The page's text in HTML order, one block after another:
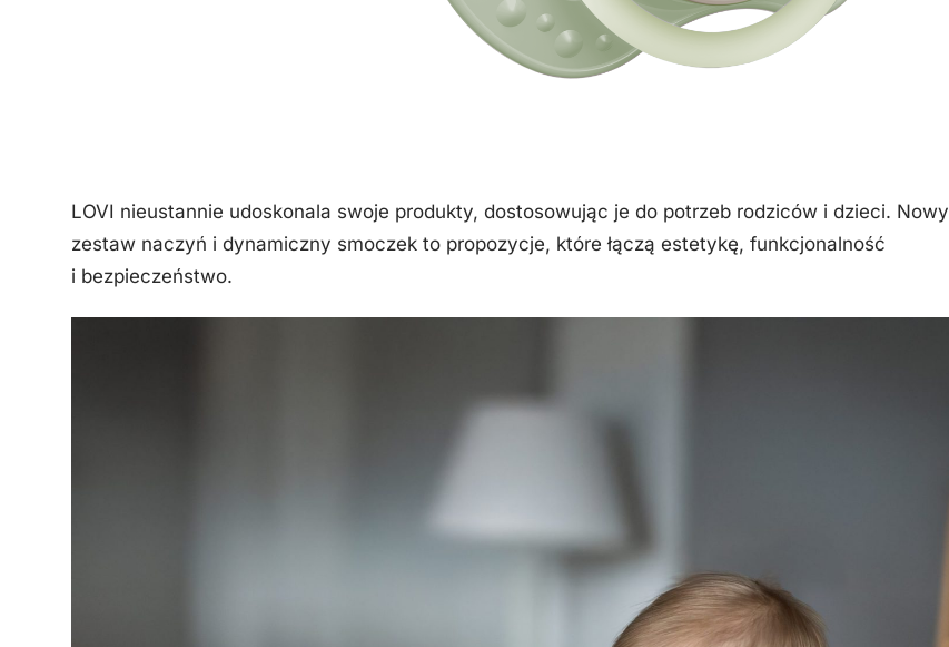
LOVI nieustannie udoskonala swoje produkty, dostosowując je do potrzeb rodziców i dzieci. Nowy
zestaw naczyń i dynamiczny smoczek to propozycje, które łączą estetykę, funkcjonalność
i bezpieczeństwo.